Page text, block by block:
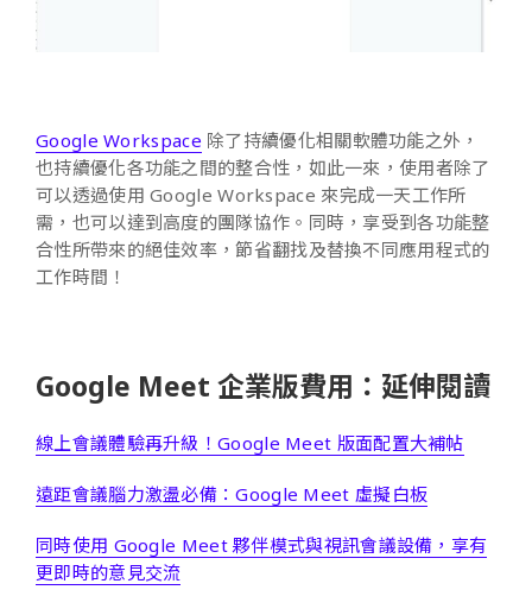
Google Workspace 除了持續優化相關軟體功能之外，
也持續優化各功能之間的整合性，如此一來，使用者除了
可以透過使用 Google Workspace 來完成一天工作所
需，也可以達到高度的團隊協作。同時，享受到各功能整
合性所帶來的絕佳效率，節省翻找及替換不同應用程式的
工作時間！
Google Meet 企業版費用：延伸閱讀
線上會議體驗再升級！Google Meet 版面配置大補帖
遠距會議腦力激盪必備：Google Meet 虛擬白板
同時使用 Google Meet 夥伴模式與視訊會議設備，享有
更即時的意見交流